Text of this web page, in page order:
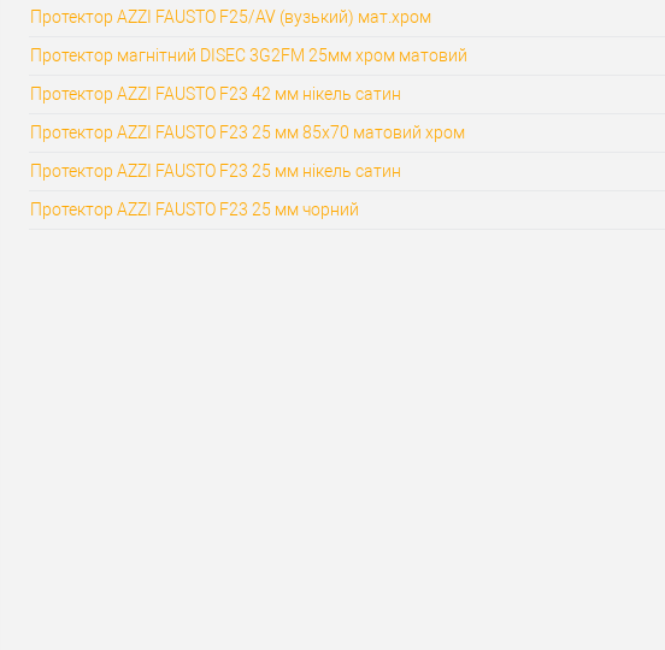
Протектор AZZI FAUSTO F25/AV (вузький) мат.хром
Протектор магнітний DISEC 3G2FM 25мм хром матовий
Протектор AZZI FAUSTO F23 42 мм нікель сатин
Протектор AZZI FAUSTO F23 25 мм 85x70 матовий хром
Протектор AZZI FAUSTO F23 25 мм нікель сатин
Протектор AZZI FAUSTO F23 25 мм чорний